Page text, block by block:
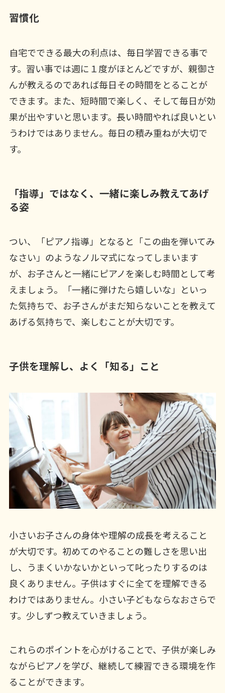
習慣化
自宅でできる最大の利点は、毎日学習できる事で
す。習い事では週に１度がほとんどですが、親御さ
んが教えるのであれば毎日その時間をとることが
できます。また、短時間で楽しく、そして毎日が効
果が出やすいと思います。長い時間やれば良いとい
うわけではありません。毎日の積み重ねが大切で
す。
「指導」ではなく、一緒に楽しみ教えてあげ
る姿
つい、「ピアノ指導」となると「この曲を弾いてみ
なさい」のようなノルマ式になってしまいます
が、お子さんと一緒にピアノを楽しむ時間として考
えましょう。「一緒に弾けたら嬉しいな」といっ
た気持ちで、お子さんがまだ知らないことを教えて
あげる気持ちで、楽しむことが大切です。
子供を理解し、よく「知る」こと
小さいお子さんの身体や理解の成長を考えること
が大切です。初めてのやることの難しさを思い出
し、うまくいかないかといって叱ったりするのは
良くありません。子供はすぐに全てを理解できる
わけではありません。小さい子どもならなおさらで
す。少しずつ教えていきましょう。
これらのポイントを心がけることで、子供が楽しみ
ながらピアノを学び、継続して練習できる環境を作
ることができます。